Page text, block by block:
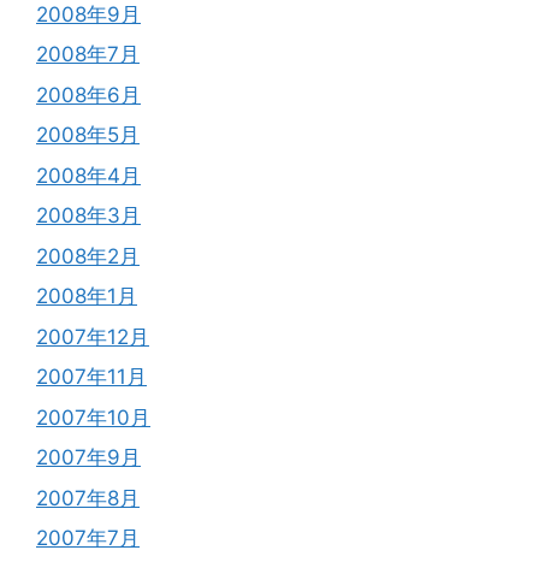
2008年9月
2008年7月
2008年6月
2008年5月
2008年4月
2008年3月
2008年2月
2008年1月
2007年12月
2007年11月
2007年10月
2007年9月
2007年8月
2007年7月